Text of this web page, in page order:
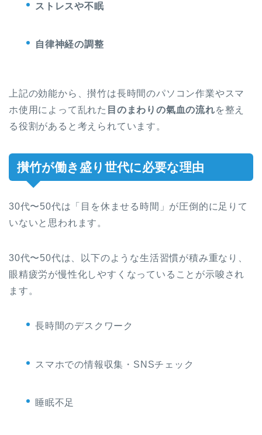
ストレスや不眠
自律神経の調整
上記の効能から、攅竹は長時間のパソコン作業やスマ
ホ使用によって乱れた 目のまわりの氣血の流れを整え
る役割があると考えられています。
攅竹が働き盛り世代に必要な理由
30代〜50代は「目を休ませる時間」が圧倒的に足りて
いないと思われます。
30代〜50代は、以下のような生活習慣が積み重なり、
眼精疲労が慢性化しやすくなっていることが示唆され
ます。
長時間のデスクワーク
スマホでの情報収集・SNSチェック
睡眠不足